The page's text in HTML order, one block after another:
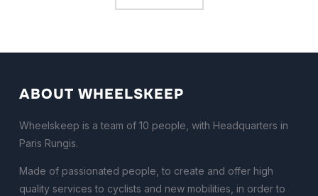
ABOUT WHEELSKEEP
Wheelskeep is a team of 10 people, with Headquarters in
Paris Rungis.
Made of passionated people, to create and offer high
quality services to cyclists and new mobilities, in order to